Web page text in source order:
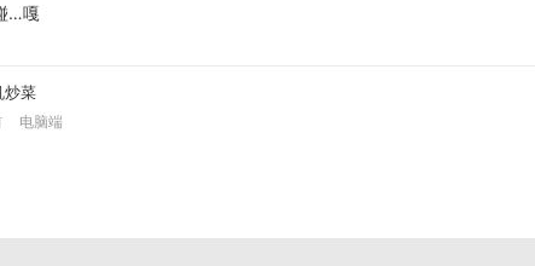
…嘎
炒菜
电脑端